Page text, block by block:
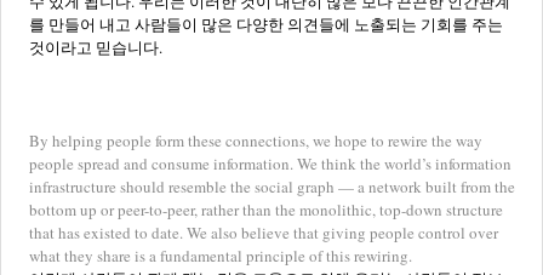
를 만들어 내고 사람들이 많은 다양한 의견들에 노출되는 기회를 주는
것이라고 믿습니다.
By helping people form these connections, we hope to rewire the way
people spread and consume information. We think the world’s information
infrastructure should resemble the social graph — a network built from the
bottom up or peer-to-peer, rather than the monolithic, top-down structure
that has existed to date. We also believe that giving people control over
what they share is a fundamental principle of this rewiring.